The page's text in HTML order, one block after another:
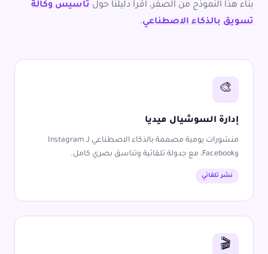
بناء هذا النموذج من الصفر، اقرأ دليلنا حول تأسيس وكالة
تسويق بالذكاء الاصطناعي.
🎨
إدارة السوشيال ميديا
منشورات يومية مصممة بالذكاء الاصطناعي لـ Instagram
وFacebook، مع جدولة تلقائية وتناسق بصري كامل.
نشر تلقائي
🎬